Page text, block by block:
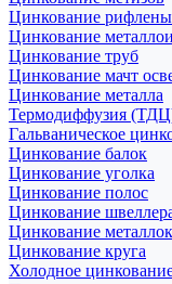
Цинкование
Цинкование
Цинкование труб
Цинкование мачт
Цинкование металла
Термодиффузия
Гальваническое
Цинкование балок
Цинкование уголка
Цинкование полос
Цинкование
Цинкование
Цинкование круга
Холодное